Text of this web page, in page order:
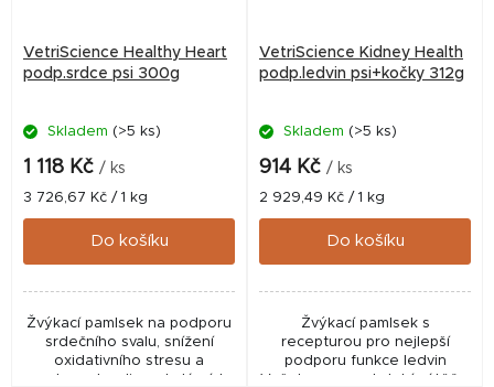
VetriScience Healthy Heart
podp.srdce psi 300g
Skladem (>5 ks)
1 118 Kč / ks
Měrná
cena:
3 726,67 Kč / 1 kg
Do košíku
Žvýkací pamlsek na podporu
srdečního svalu, snížení
oxidativního stresu a
VetriScience Kidney Health
podp.ledvin psi+kočky 312g
Skladem (>5 ks)
914 Kč / ks
Měrná
cena:
2 929,49 Kč / 1 kg
Do košíku
Žvýkací pamlsek s
recepturou pro nejlepší
podporu funkce ledvin